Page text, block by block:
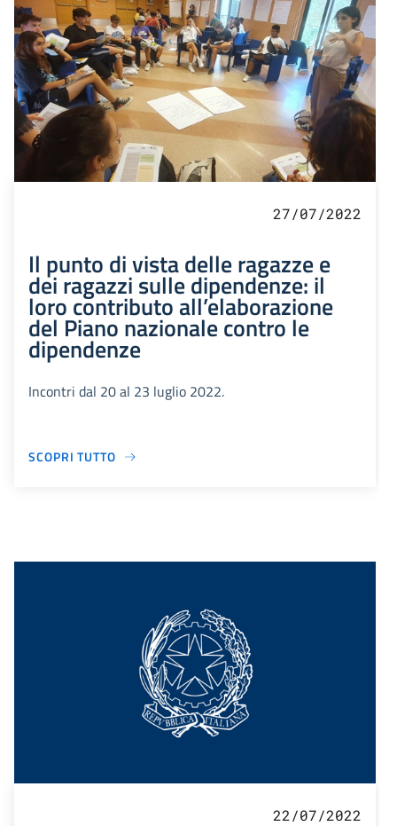
27/07/2022
Il punto di vista delle ragazze e
dei ragazzi sulle dipendenze: il
loro contributo all’elaborazione
del Piano nazionale contro le
dipendenze
Incontri dal 20 al 23 luglio 2022.
SCOPRI TUTTO
22/07/2022